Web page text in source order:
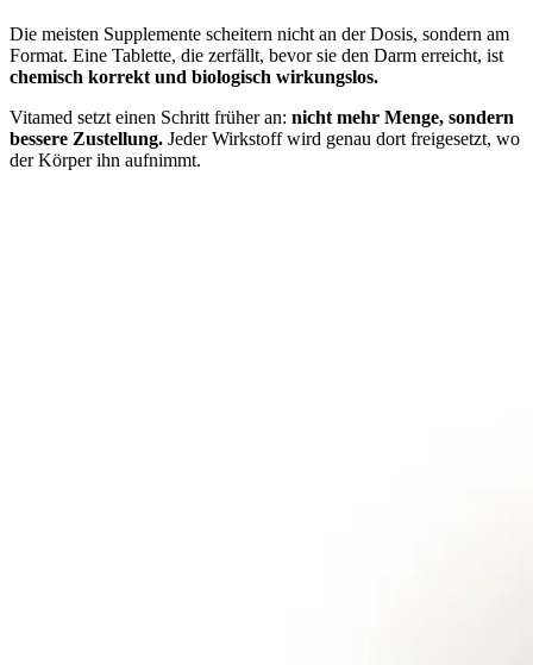
Die meisten Supplemente scheitern nicht an der Dosis, sondern am
Format. Eine Tablette, die zerfällt, bevor sie den Darm erreicht, ist
chemisch korrekt und biologisch wirkungslos.
Vitamed setzt einen Schritt früher an: nicht mehr Menge, sondern
bessere Zustellung. Jeder Wirkstoff wird genau dort freigesetzt, wo
der Körper ihn aufnimmt.